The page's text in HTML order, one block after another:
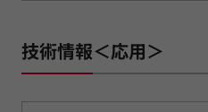
技術情報＜応用＞